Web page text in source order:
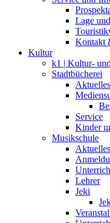
Lage
Kontakt
Kultur
k1 | Kultur-
Stadtbücherei
Aktuelles
Service
Kinder
Musikschule
Aktuelles
Lehrer
Jeki